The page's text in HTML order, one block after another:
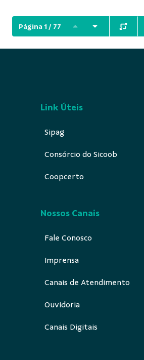
Página 1 / 77
Link Úteis
Sipag
Consórcio do Sicoob
Coopcerto
Nossos Canais
Fale Conosco
Imprensa
Canais de Atendimento
Ouvidoria
Canais Digitais